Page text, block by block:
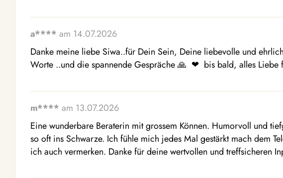
a**** am 14.07.2026
Danke meine liebe Siwa..für Dein Sein, Deine liebevolle und
Worte ..und die spannende Gespräche 🙏  ❤ ️ bis bald, alles
m**** am 13.07.2026
Eine wunderbare Beraterin mit grossem Können. Humorvoll und
so oft ins Schwarze. Ich fühle mich jedes Mal gestärkt mach dem
ich auch vermerken. Danke für deine wertvollen und treffsicheren